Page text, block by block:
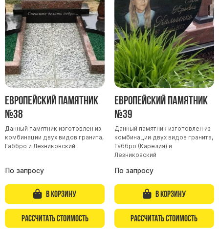
Памятники парню
Памятники сыну
Памятники вертикальные
Памятники врачу
Памятники горизонтальные
Памятники классические
Памятники красивые
Памятники Православные
Памятники с колоннами
Памятники современные
Памятники стандартные
Европейский памятник
№38
Данный памятник изготовлен из
комбинации двух видов гранита,
Габбро и Лезниковский.
По запросу
В корзину
Рассчитать стоимость
Европейский памятник
№39
Данный памятник изготовлен из
комбинации двух видов гранита,
Габбро (Карелия) и
Лезниковский
По запросу
В корзину
Рассчитать стоимость